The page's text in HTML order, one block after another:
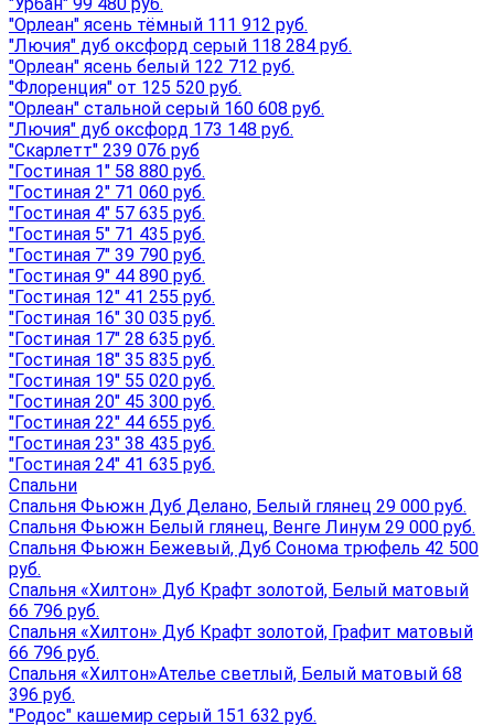
"Орлеан" ясень тёмный 111 912 руб.
"Лючия" дуб оксфорд серый 118 284 руб.
"Орлеан" ясень белый 122 712 руб.
"Флоренция" от 125 520 руб.
"Орлеан" стальной серый 160 608 руб.
"Лючия" дуб оксфорд 173 148 руб.
"Скарлетт" 239 076 руб
"Гостиная 1" 58 880 руб.
"Гостиная 2" 71 060 руб.
"Гостиная 4" 57 635 руб.
"Гостиная 5" 71 435 руб.
"Гостиная 7" 39 790 руб.
"Гостиная 9" 44 890 руб.
"Гостиная 12" 41 255 руб.
"Гостиная 16" 30 035 руб.
"Гостиная 17" 28 635 руб.
"Гостиная 18" 35 835 руб.
"Гостиная 19" 55 020 руб.
"Гостиная 20" 45 300 руб.
"Гостиная 22" 44 655 руб.
"Гостиная 23" 38 435 руб.
"Гостиная 24" 41 635 руб.
Спальни
Спальня Фьюжн Дуб Делано, Белый глянец 29 000 руб.
Спальня Фьюжн Белый глянец, Венге Линум 29 000 руб.
Спальня Фьюжн Бежевый, Дуб Сонома трюфель 42 500
руб.
Спальня «Хилтон» Дуб Крафт золотой, Белый матовый
66 796 руб.
Спальня «Хилтон» Дуб Крафт золотой, Графит матовый
66 796 руб.
Спальня «Хилтон»Ателье светлый, Белый матовый 68
396 руб.
"Родос" кашемир серый 151 632 руб.